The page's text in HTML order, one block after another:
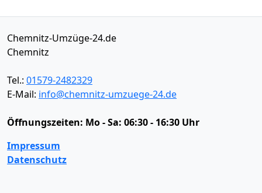
Chemnitz-Umzüge-24.de
Chemnitz
Tel.: 01579-2482329
E-Mail: info@chemnitz-umzuege-24.de
Öffnungszeiten: Mo - Sa: 06:30 - 16:30 Uhr
Impressum
Datenschutz